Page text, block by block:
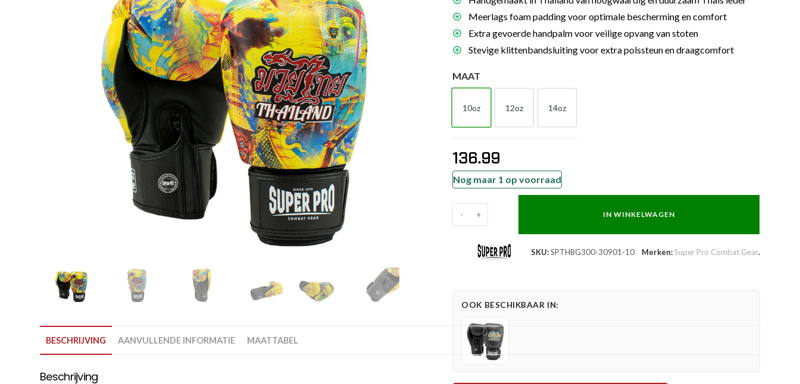
Brazilian Jiu jitsu
Voor dames
Zakhandschoenen
Trainingsartikelen
Bokszak
Bevestigingsmateriaal
bokszak
Bokspoppen
Stoot- en trapkussens
Stootkussens en pads
Meerlags foam padding voor optimale bescherming en comfort
Extra gevoerde handpalm voor veilige opvang van stoten
Stevige klittenbandsluiting voor extra polssteun en draagcomfort
MAAT
10oz
10oz
12oz
12oz
14oz
14oz
136.99
Nog maar 1 op voorraad
Combat
Thaibokshandschoenen
Leder
Pattaya
Made
- + IN WINKELWAGEN
SKU:SPTHBG300-30901-10 Merken:Super Pro Combat Gear.
OOK BESCHIKBAAR IN:
BESCHRIJVING AANVULLENDE INFORMATIE MAATTABEL
Beschrijving